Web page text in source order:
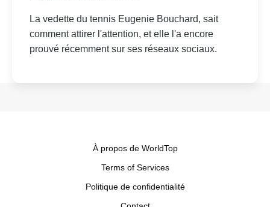
La vedette du tennis Eugenie Bouchard, sait
comment attirer l'attention, et elle l'a encore
prouvé récemment sur ses réseaux sociaux.
À propos de WorldTop
Terms of Services
Politique de confidentialité